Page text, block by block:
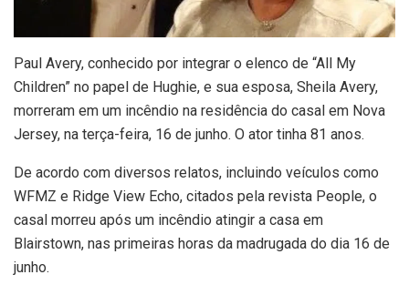
Paul Avery, conhecido por integrar o elenco de “All My
Children” no papel de Hughie, e sua esposa, Sheila Avery,
morreram em um incêndio na residência do casal em Nova
Jersey, na terça-feira, 16 de junho. O ator tinha 81 anos.
De acordo com diversos relatos, incluindo veículos como
WFMZ e Ridge View Echo, citados pela revista People, o
casal morreu após um incêndio atingir a casa em
Blairstown, nas primeiras horas da madrugada do dia 16 de
junho.